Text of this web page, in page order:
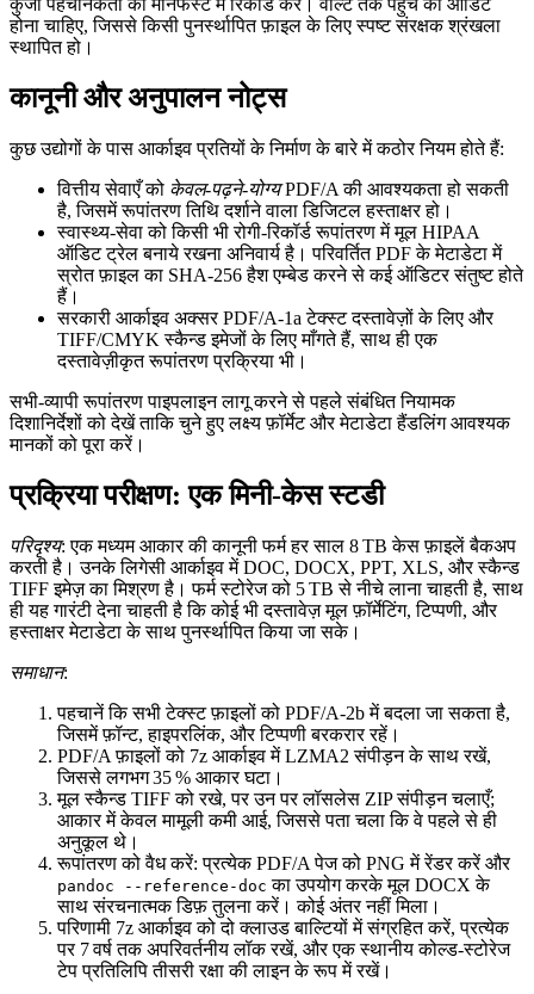
कुंजी पहचानकर्ता को मैनिफेस्ट में रिकॉर्ड करें। वॉल्ट तक पहुंच का ऑडिट
होना चाहिए, जिससे किसी पुनर्स्थापित फ़ाइल के लिए स्पष्ट संरक्षक श्रंखला
स्थापित हो।
कानूनी और अनुपालन नोट्स
कुछ उद्योगों के पास आर्काइव प्रतियों के निर्माण के बारे में कठोर नियम होते हैं:
वित्तीय सेवाएँको केवल‑पढ़ने‑योग्यPDF/A की आवश्यकता हो सकती
है, जिसमें रूपांतरण तिथि दर्शाने वाला डिजिटल हस्ताक्षर हो।
स्वास्थ्य‑सेवाको किसी भी रोगी‑रिकॉर्ड रूपांतरण में मूल HIPAA
ऑडिट ट्रेल बनाये रखना अनिवार्य है। परिवर्तित PDF के मेटाडेटा में
स्रोत फ़ाइल का SHA‑256 हैश एम्बेड करने से कई ऑडिटर संतुष्ट होते
हैं।
सरकारी आर्काइव अक्सरPDF/A‑1a टेक्स्ट दस्तावेज़ों के लिए और
TIFF/CMYK स्कैन्ड इमेजों के लिए माँगते हैं, साथ ही एक
दस्तावेज़ीकृत रूपांतरण प्रक्रिया भी।
सभी‑व्यापी रूपांतरण पाइपलाइन लागू करने से पहले संबंधित नियामक
दिशानिर्देशों को देखें ताकि चुने हुए लक्ष्य फ़ॉर्मेट और मेटाडेटा हैंडलिंग आवश्यक
मानकों को पूरा करें।
प्रक्रिया परीक्षण: एक मिनी‑केस स्टडी
परिदृश्य: एक मध्यम आकार की कानूनी फर्म हर साल 8 TB केस फ़ाइलें बैकअप
करती है। उनके लिगेसी आर्काइव में DOC, DOCX, PPT, XLS, और स्कैन्ड
TIFF इमेज़ का मिश्रण है। फर्म स्टोरेज को 5 TB से नीचे लाना चाहती है, साथ
ही यह गारंटी देना चाहती है कि कोई भी दस्तावेज़ मूल फ़ॉर्मेटिंग, टिप्पणी, और
हस्ताक्षर मेटाडेटा के साथ पुनर्स्थापित किया जा सके।
समाधान:
पहचानेंकि सभी टेक्स्ट फ़ाइलों को PDF/A‑2bमें बदला जा सकता है,
जिसमें फ़ॉन्ट, हाइपरलिंक, और टिप्पणी बरकरार रहें।
PDF/A फ़ाइलों को 7z आर्काइवमेंLZMA2 संपीड़न के साथ रखें,
जिससे लगभग 35 % आकार घटा।
मूल स्कैन्ड TIFF को रखे, पर उन पर लॉसलेस ZIPसंपीड़न चलाएँ;
आकार में केवल मामूली कमी आई, जिससे पता चला कि वे पहले से ही
अनुकूल थे।
रूपांतरण को वैध करें: प्रत्येक PDF/A पेज को PNG में रेंडर करें और
pandoc --reference-doc का उपयोग करके मूल DOCX के
साथ संरचनात्मक डिफ़ तुलना करें। कोई अंतर नहीं मिला।
परिणामी 7z आर्काइव को दो क्लाउड बाल्टियों में संग्रहित करें, प्रत्येक
पर 7 वर्ष तक अपरिवर्तनीय लॉक रखें, और एक स्थानीय कोल्ड‑स्टोरेज
टेप प्रतिलिपि तीसरी रक्षा की लाइन के रूप में रखें।